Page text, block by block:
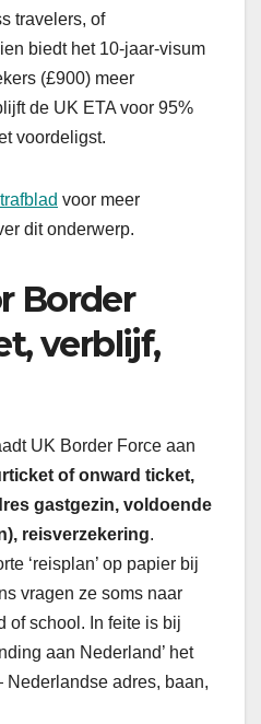
travelers, of
biedt het 10-jaar-visum
(£900) meer
de UK ETA voor 95%
voordeligst.
voor meer
dit onderwerp.
Border
verblijf,
UK Border Force aan
of onward ticket,
gastgezin, voldoende
reisverzekering.
‘reisplan’ op papier bij
vragen ze soms naar
of school. In feite is bij
aan Nederland’ het
adres, baan,